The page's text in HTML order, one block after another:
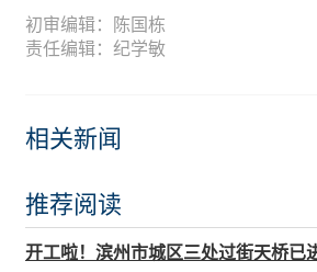
初审编辑：陈国栋
责任编辑：纪学敏
相关新闻
推荐阅读
开工啦！滨州市城区三处过街天桥已